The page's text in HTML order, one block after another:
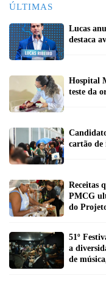
ÚLTIMAS
Lucas
destaca
Hospital
teste da
cartão de
Receitas
PMCG
do
51º
a
de